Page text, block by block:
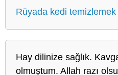
Rüyada kedi temizlemek
Hay dilinize sağlık.
olmuştum. Allah razı